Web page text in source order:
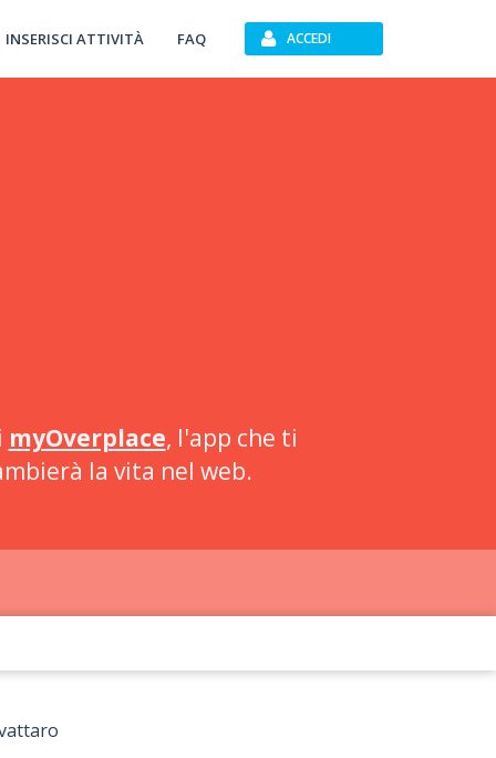
INSERISCI ATTIVITÀ FAQ ACCEDI
myOverplace, l'app che ti
la vita nel web.